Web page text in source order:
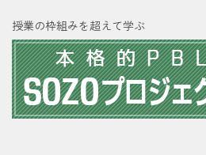
授業の枠組みを超えて学ぶ